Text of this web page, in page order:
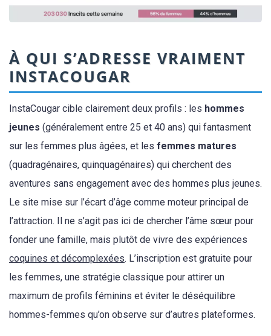
À QUI S’ADRESSE VRAIMENT
INSTACOUGAR
InstaCougar cible clairement deux profils : les hommes
jeunes (généralement entre 25 et 40 ans) qui fantasment
sur les femmes plus âgées, et les femmes matures
(quadragénaires, quinquagénaires) qui cherchent des
aventures sans engagement avec des hommes plus jeunes.
Le site mise sur l’écart d’âge comme moteur principal de
l’attraction. Il ne s’agit pas ici de chercher l’âme sœur pour
fonder une famille, mais plutôt de vivre des expériences
coquines et décomplexées. L’inscription est gratuite pour
les femmes, une stratégie classique pour attirer un
maximum de profils féminins et éviter le déséquilibre
hommes-femmes qu’on observe sur d’autres plateformes.